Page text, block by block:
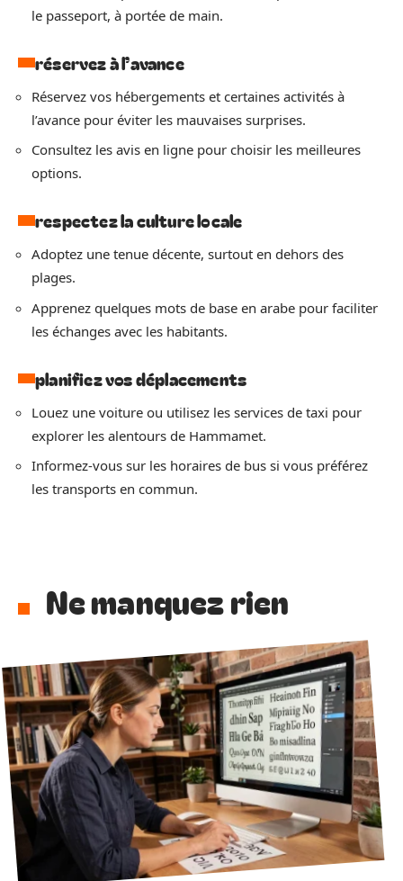
le passeport, à portée de main.
réservez à l’avance
Réservez vos hébergements et certaines activités à
l’avance pour éviter les mauvaises surprises.
Consultez les avis en ligne pour choisir les meilleures
options.
respectez la culture locale
Adoptez une tenue décente, surtout en dehors des
plages.
Apprenez quelques mots de base en arabe pour faciliter
les échanges avec les habitants.
planifiez vos déplacements
Louez une voiture ou utilisez les services de taxi pour
explorer les alentours de Hammamet.
Informez-vous sur les horaires de bus si vous préférez
les transports en commun.
Ne manquez rien